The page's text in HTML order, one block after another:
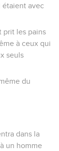
étaient avec
prit les pains
à ceux qui
seuls
du
dans la
un homme